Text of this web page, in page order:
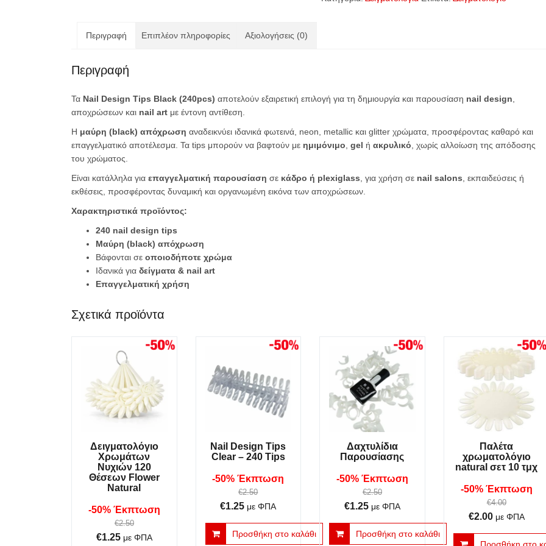
Tips
Περιγραφή Επιπλέον πληροφορίες Αξιολογήσεις (0)
Περιγραφή
Τα Nail Design Tips Black (240pcs) αποτελούν εξαιρετική επιλογή για τη δημιουργία και παρουσίαση nail design
αποχρώσεων και nail art με έντονη αντίθεση.
Η μαύρη (black) απόχρωση αναδεικνύει ιδανικά φωτεινά, neon, metallic και glitter χρώματα, προσφέροντας καθαρό και
επαγγελματικό αποτέλεσμα. Τα tips μπορούν να βαφτούν με ημιμόνιμο gel ή ακρυλικό , χωρίς αλλοίωση της απόδοσης
του χρώματος.
Είναι κατάλληλα για επαγγελματική παρουσίαση σε κάδρο ή plexiglass , για χρήση σε nail salons , εκπαιδεύσεις ή
εκθέσεις, προσφέροντας δυναμική και οργανωμένη εικόνα των αποχρώσεων.
Χαρακτηριστικά προϊόντος:
240 nail design tips
Μαύρη (black) απόχρωση
Βάφονται σε οποιοδήποτε χρώμα
Ιδανικά για δείγματα & nail art
Επαγγελματική χρήση
Σχετικά προϊόντα
Δειγματολόγιο
Χρωμάτων
Νυχιών 120
Θέσεων Flower
Natural
-50% Έκπτωση
€2.50
Original
€1.25Ημε ΦΠΑ
Nail Design Tips
Clear – 240 Tips
-50% Έκπτωση
€2.50
Original
price
was:
€1.25Η
τρέχουσα
τιμή
με ΦΠΑ
Προσθήκη στο καλάθι
Δαχτυλίδια
Παρουσίασης
-50% Έκπτωση
€2.50
Original
price
was:
€1.25Η
τρέχουσα
τιμή
με ΦΠΑ
Προσθήκη στο καλάθι
Παλέτα
χρωματολόγιο
natural σετ 10 τμχ
-50% Έκπτωση
€4.00
Original
price
€2.00Η
τρέχουσα
με ΦΠΑ